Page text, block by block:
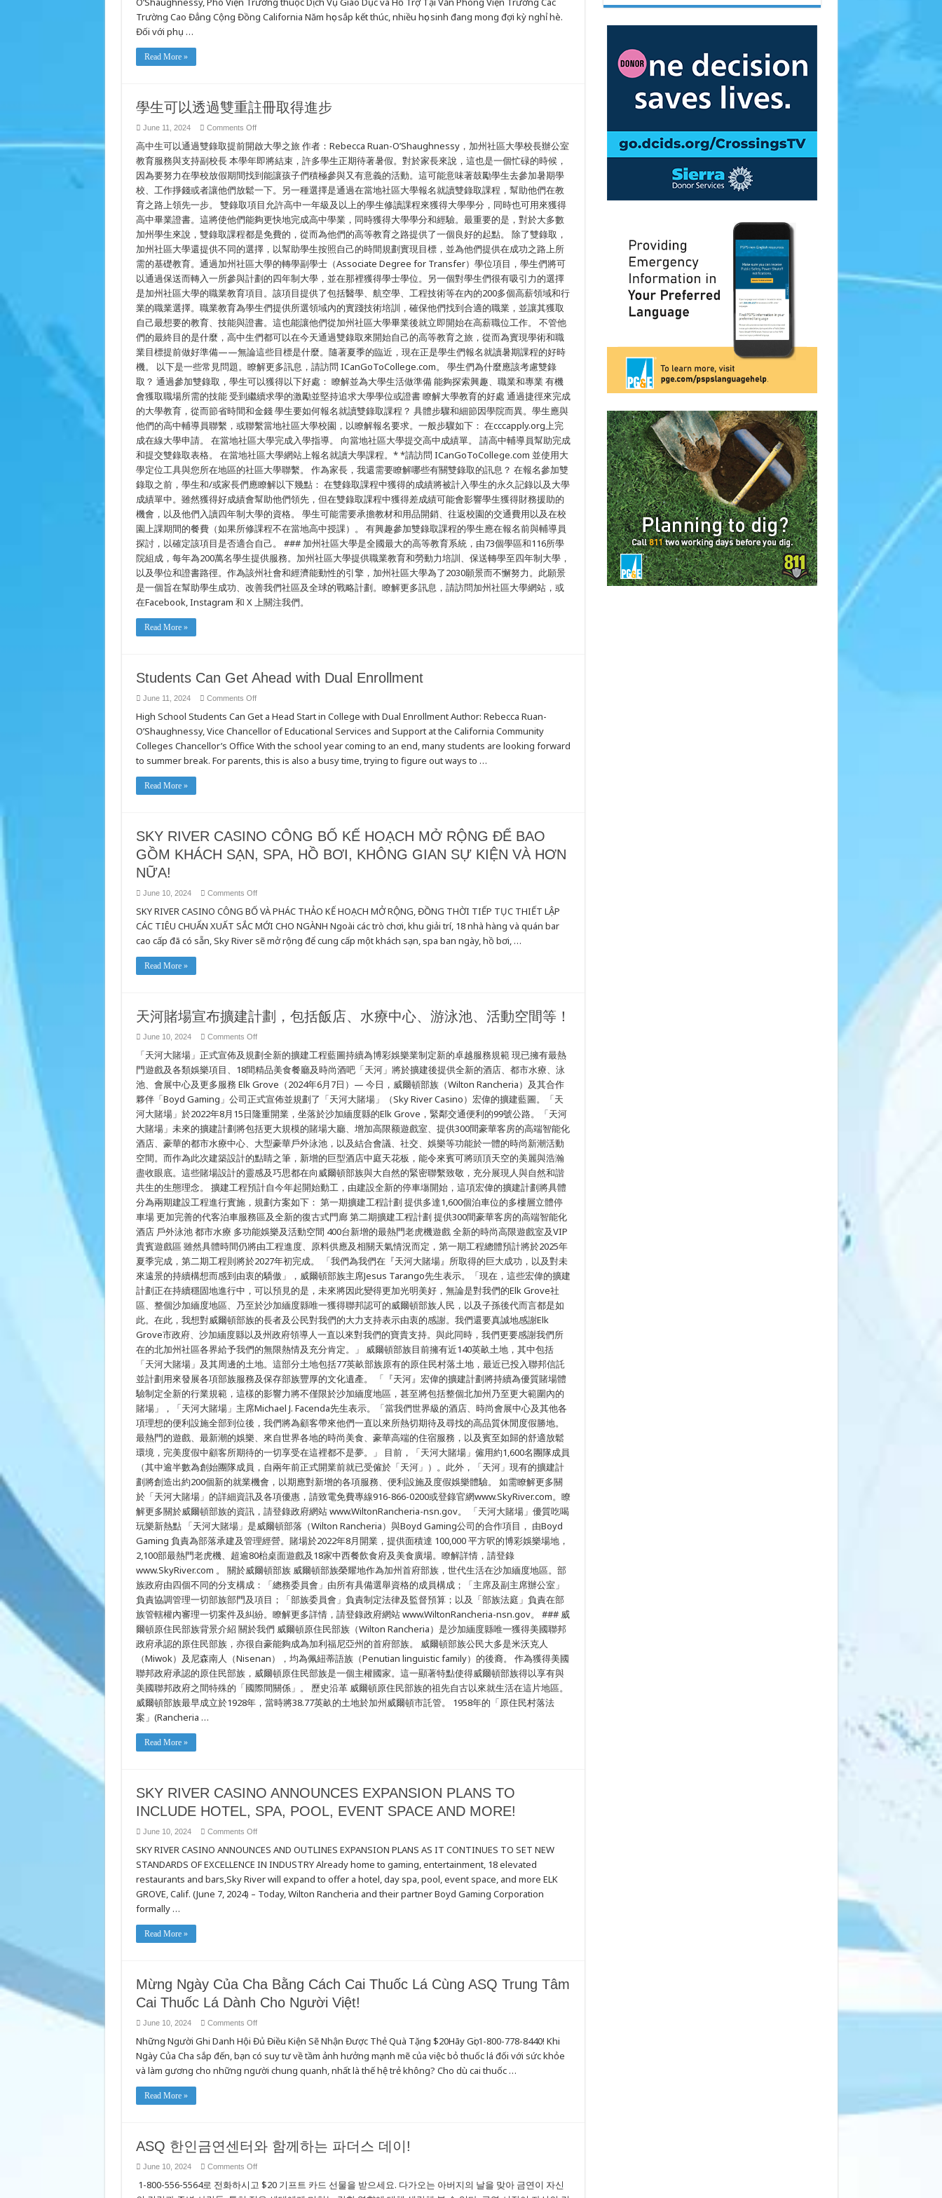
thể
lên
Trường Cao Đẳng Cộng Đồng California Năm học sắp kết thúc, nhiều học sinh đang mong đợi kỳ nghỉ hè.
Đối với phụ …
Read More »
學生可以透過雙重註冊取得進步
June 11, 2024 Comments Offon
生
可
以
透
過
重
註
冊
取
得
進
步
高中生可以通過雙錄取提前開啟大學之旅 作者：Rebecca Ruan-O’Shaughnessy，加州社區大學校長辦公室
教育服務與支持副校長 本學年即將結束，許多學生正期待著暑假。對於家長來說，這也是一個忙碌的時候，
因為要努力在學校放假期間找到能讓孩子們積極參與又有意義的活動。這可能意味著鼓勵學生去參加暑期學
校、工作掙錢或者讓他們放鬆一下。另一種選擇是通過在當地社區大學報名就讀雙錄取課程，幫助他們在教
育之路上領先一步。 雙錄取項目允許高中一年級及以上的學生修讀課程來獲得大學學分，同時也可用來獲得
高中畢業證書。這將使他們能夠更快地完成高中學業，同時獲得大學學分和經驗。最重要的是，對於大多數
加州學生來說，雙錄取課程都是免費的，從而為他們的高等教育之路提供了一個良好的起點。 除了雙錄取，
加州社區大學還提供不同的選擇，以幫助學生按照自己的時間規劃實現目標，並為他們提供在成功之路上所
需的基礎教育。通過加州社區大學的轉學副學士（Associate Degree for Transfer）學位項目，學生們將可
以通過保送而轉入一所參與計劃的四年制大學，並在那裡獲得學士學位。另一個對學生們很有吸引力的選擇
是加州社區大學的職業教育項目。該項目提供了包括醫學、航空學、工程技術等在內的200多個高薪領域和行
業的職業選擇。職業教育為學生們提供所選領域內的實踐技術培訓，確保他們找到合適的職業，並讓其獲取
自己最想要的教育、技能與證書。這也能讓他們從加州社區大學畢業後就立即開始在高薪職位工作。 不管他
們的最終目的是什麼，高中生們都可以在今天通過雙錄取來開始自己的高等教育之旅，從而為實現學術和職
業目標提前做好準備——無論這些目標是什麼。隨著夏季的臨近，現在正是學生們報名就讀暑期課程的好時
機。 以下是一些常見問題。瞭解更多訊息，請訪問 ICanGoToCollege.com。 學生們為什麼應該考慮雙錄
取？ 通過參加雙錄取，學生可以獲得以下好處： 瞭解並為大學生活做準備 能夠探索興趣、職業和專業 有機
會獲取職場所需的技能 受到繼續求學的激勵並堅持追求大學學位或證書 瞭解大學教育的好處 通過捷徑來完成
的大學教育，從而節省時間和金錢 學生要如何報名就讀雙錄取課程？ 具體步驟和細節因學院而異。學生應與
他們的高中輔導員聯繫，或聯繫當地社區大學校園，以瞭解報名要求。一般步驟如下： 在cccapply.org上完
成在線大學申請。 在當地社區大學完成入學指導。 向當地社區大學提交高中成績單。 請高中輔導員幫助完成
和提交雙錄取表格。 在當地社區大學網站上報名就讀大學課程。* *請訪問 ICanGoToCollege.com 並使用大
學定位工具與您所在地區的社區大學聯繫。 作為家長，我還需要瞭解哪些有關雙錄取的訊息？ 在報名參加雙
錄取之前，學生和/或家長們應瞭解以下幾點： 在雙錄取課程中獲得的成績將被計入學生的永久記錄以及大學
成績單中。雖然獲得好成績會幫助他們領先，但在雙錄取課程中獲得差成績可能會影響學生獲得財務援助的
機會，以及他們入讀四年制大學的資格。 學生可能需要承擔教材和用品開銷、往返校園的交通費用以及在校
園上課期間的餐費（如果所修課程不在當地高中授課）。 有興趣參加雙錄取課程的學生應在報名前與輔導員
探討，以確定該項目是否適合自己。 ### 加州社區大學是全國最大的高等教育系統，由73個學區和116所學
院組成，每年為200萬名學生提供服務。加州社區大學提供職業教育和勞動力培訓、保送轉學至四年制大學，
以及學位和證書路徑。作為該州社會和經濟能動性的引擎，加州社區大學為了2030願景而不懈努力。此願景
是一個旨在幫助學生成功、改善我們社區及全球的戰略計劃。瞭解更多訊息，請訪問加州社區大學網站，或
在Facebook, Instagram 和 X 上關注我們。
Read More »
Students Can Get Ahead with Dual Enrollment
June 11, 2024 Comments Offon
Can
Get
Ahead
Dual
Enrollment
High School Students Can Get a Head Start in College with Dual Enrollment Author: Rebecca Ruan-
O’Shaughnessy, Vice Chancellor of Educational Services and Support at the California Community
Colleges Chancellor’s Office With the school year coming to an end, many students are looking forward
to summer break. For parents, this is also a busy time, trying to figure out ways to …
Read More »
SKY RIVER CASINO CÔNG BỐ KẾ HOẠCH MỞ RỘNG ĐỂ BAO
GỒM KHÁCH SẠN, SPA, HỒ BƠI, KHÔNG GIAN SỰ KIỆN VÀ HƠN
NỮA!
June 10, 2024 Comments Offon
RIVER
CASINO
CÔNG
KẾ
SẠN,
SPA,
BƠI,
GIAN
SỰ
KIỆN
VÀ
HƠN
NỮA!
SKY RIVER CASINO CÔNG BỐ VÀ PHÁC THẢO KẾ HOẠCH MỞ RỘNG, ĐỒNG THỜI TIẾP TỤC THIẾT LẬP
CÁC TIÊU CHUẨN XUẤT SẮC MỚI CHO NGÀNH Ngoài các trò chơi, khu giải trí, 18 nhà hàng và quán bar
cao cấp đã có sẵn, Sky River sẽ mở rộng để cung cấp một khách sạn, spa ban ngày, hồ bơi, …
Read More »
天河賭場宣布擴建計劃，包括飯店、水療中心、游泳池、活動空間等！
June 10, 2024 Comments Offon
河
賭
場
宣
布
擴
建
計
劃，
包
括
飯
店、
水
療
中
心、
游
泳
活
動
空
間
等！
「天河大賭場」正式宣佈及規劃全新的擴建工程藍圖持續為博彩娛樂業制定新的卓越服務規範 現已擁有最熱
門遊戲及各類娛樂項目、18間精品美食餐廳及時尚酒吧「天河」將於擴建後提供全新的酒店、都市水療、泳
池、會展中心及更多服務 Elk Grove（2024年6月7日）— 今日，威爾頓部族（Wilton Rancheria）及其合作
夥伴「Boyd Gaming」公司正式宣佈並規劃了「天河大賭場」（Sky River Casino）宏偉的擴建藍圖。「天
河大賭場」於2022年8月15日隆重開業，坐落於沙加緬度縣的Elk Grove，緊鄰交通便利的99號公路。「天河
大賭場」未來的擴建計劃將包括更大規模的賭場大廳、增加高限额遊戲室、提供300間豪華客房的高端智能化
酒店、豪華的都市水療中心、大型豪華戶外泳池，以及結合會議、社交、娛樂等功能於一體的時尚新潮活動
空間。而作為此次建築設計的點睛之筆，新增的巨型酒店中庭天花板，能令來賓可將頭頂天空的美麗與浩瀚
盡收眼底。這些賭場設計的靈感及巧思都在向威爾頓部族與大自然的緊密聯繫致敬，充分展現人與自然和諧
共生的生態理念。 擴建工程預計自今年起開始動工，由建設全新的停車塲開始，這項宏偉的擴建計劃將具體
分為兩期建設工程進行實施，規劃方案如下： 第一期擴建工程計劃 提供多達1,600個泊車位的多樓層立體停
車場 更加完善的代客泊車服務區及全新的復古式門廊 第二期擴建工程計劃 提供300間豪華客房的高端智能化
酒店 戶外泳池 都市水療 多功能娛樂及活動空間 400台新增的最熱門老虎機遊戲 全新的時尚高限遊戲室及VIP
貴賓遊戲區 雖然具體時間仍將由工程進度、原料供應及相關天氣情況而定，第一期工程總體預計將於2025年
夏季完成，第二期工程則將於2027年初完成。 「我們為我們在『天河大賭場』所取得的巨大成功，以及對未
來遠景的持續構想而感到由衷的驕傲」，威爾頓部族主席Jesus Tarango先生表示。「現在，這些宏偉的擴建
計劃正在持續穩固地進行中，可以預見的是，未來將因此變得更加光明美好，無論是對我們的Elk Grove社
區、整個沙加緬度地區、乃至於沙加緬度縣唯一獲得聯邦認可的威爾頓部族人民，以及子孫後代而言都是如
此。在此，我想對威爾頓部族的長者及公民對我們的大力支持表示由衷的感謝。我們還要真誠地感謝Elk
Grove市政府、沙加緬度縣以及州政府領導人一直以來對我們的寶貴支持。與此同時，我們更要感謝我們所
在的北加州社區各界給予我們的無限熱情及充分肯定。」 威爾頓部族目前擁有近140英畝土地，其中包括
「天河大賭場」及其周邊的土地。這部分土地包括77英畝部族原有的原住民村落土地，最近已投入聯邦信託
並計劃用來發展各項部族服務及保存部族豐厚的文化遺產。 「『天河』宏偉的擴建計劃將持續為優質賭場體
驗制定全新的行業規範，這樣的影響力將不僅限於沙加緬度地區，甚至將包括整個北加州乃至更大範圍內的
賭場」，「天河大賭場」主席Michael J. Facenda先生表示。「當我們世界級的酒店、時尚會展中心及其他各
項理想的便利設施全部到位後，我們將為顧客帶來他們一直以來所熱切期待及尋找的高品質休閒度假勝地。
最熱門的遊戲、最新潮的娛樂、來自世界各地的時尚美食、豪華高端的住宿服務，以及賓至如歸的舒適放鬆
環境，完美度假中顧客所期待的一切享受在這裡都不是夢。」 目前，「天河大賭場」僱用約1,600名團隊成員
（其中逾半數為創始團隊成員，自兩年前正式開業前就已受僱於「天河」）。此外，「天河」現有的擴建計
劃將創造出約200個新的就業機會，以期應對新增的各項服務、便利設施及度假娛樂體驗。 如需瞭解更多關
於「天河大賭場」的詳細資訊及各項優惠，請致電免費專線916-866-0200或登錄官網www.SkyRiver.com。瞭
解更多關於威爾頓部族的資訊，請登錄政府網站 www.WiltonRancheria-nsn.gov。 「天河大賭場」優質吃喝
玩樂新熱點 「天河大賭場」是威爾頓部落（Wilton Rancheria）與Boyd Gaming公司的合作項目， 由Boyd
Gaming 負責為部落承建及管理經營。賭場於2022年8月開業，提供面積達 100,000 平方呎的博彩娛樂場地，
2,100部最熱門老虎機、超逾80枱桌面遊戲及18家中西餐飲食府及美食廣場。瞭解詳情，請登錄
www.SkyRiver.com 。 關於威爾頓部族 威爾頓部族榮耀地作為加州首府部族，世代生活在沙加緬度地區。部
族政府由四個不同的分支構成：「總務委員會」由所有具備選舉資格的成員構成；「主席及副主席辦公室」
負責協調管理一切部族部門及項目；「部族委員會」負責制定法律及監督預算；以及「部族法庭」負責在部
族管轄權內審理一切案件及糾紛。瞭解更多詳情，請登錄政府網站 www.WiltonRancheria-nsn.gov。 ### 威
爾頓原住民部族背景介紹 關於我們 威爾頓原住民部族（Wilton Rancheria）是沙加緬度縣唯一獲得美國聯邦
政府承認的原住民部族，亦很自豪能夠成為加利福尼亞州的首府部族。 威爾頓部族公民大多是米沃克人
（Miwok）及尼森南人（Nisenan），均為佩紐蒂語族（Penutian linguistic family）的後裔。 作為獲得美國
聯邦政府承認的原住民部族，威爾頓原住民部族是一個主權國家。這一顯著特點使得威爾頓部族得以享有與
美國聯邦政府之間特殊的「國際間關係」。 歷史沿革 威爾頓原住民部族的祖先自古以來就生活在這片地區。
威爾頓部族最早成立於1928年，當時將38.77英畝的土地於加州威爾頓市託管。 1958年的「原住民村落法
案」(Rancheria …
Read More »
SKY RIVER CASINO ANNOUNCES EXPANSION PLANS TO
INCLUDE HOTEL, SPA, POOL, EVENT SPACE AND MORE!
June 10, 2024 Comments Offon
RIVER
CASINO
ANNOUNCES
PLANS
TO
INCLUDE
SKY RIVER CASINO ANNOUNCES AND OUTLINES EXPANSION PLANS AS IT CONTINUES TO SET NEW
STANDARDS OF EXCELLENCE IN INDUSTRY Already home to gaming, entertainment, 18 elevated
restaurants and bars,Sky River will expand to offer a hotel, day spa, pool, event space, and more ELK
GROVE, Calif. (June 7, 2024) – Today, Wilton Rancheria and their partner Boyd Gaming Corporation
formally …
Read More »
Mừng Ngày Của Cha Bằng Cách Cai Thuốc Lá Cùng ASQ Trung Tâm
Cai Thuốc Lá Dành Cho Người Việt!
June 10, 2024 Comments Offon
Ngày
Của
Cha
Cách
Cai
Thuốc
Dành
Người
Việt!
Những Người Ghi Danh Hội Đủ Điều Kiện Sẽ Nhận Được Thẻ Quà Tặng $20Hãy Gọi 1-800-778-8440! Khi
Ngày Của Cha sắp đến, bạn có suy tư về tầm ảnh hưởng mạnh mẽ của việc bỏ thuốc lá đối với sức khỏe
và làm gương cho những người chung quanh, nhất là thế hệ trẻ không? Cho dù cai thuốc …
Read More »
ASQ 한인금연센터와 함께하는 파더스 데이!
June 10, 2024 Comments Offon
한
1-800-556-5564로 전화하시고 $20 기프트 카드 선물을 받으세요. 다가오는 아버지의 날을 맞아 금연이 자신